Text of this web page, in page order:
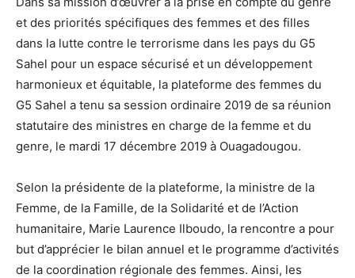
et des priorités spécifiques des femmes et des filles
dans la lutte contre le terrorisme dans les pays du G5
Sahel pour un espace sécurisé et un développement
harmonieux et équitable, la plateforme des femmes du
G5 Sahel a tenu sa session ordinaire 2019 de sa réunion
statutaire des ministres en charge de la femme et du
genre, le mardi 17 décembre 2019 à Ouagadougou.
Selon la présidente de la plateforme, la ministre de la
Femme, de la Famille, de la Solidarité et de l’Action
humanitaire, Marie Laurence Ilboudo, la rencontre a pour
but d’apprécier le bilan annuel et le programme d’activités
de la coordination régionale des femmes. Ainsi, les